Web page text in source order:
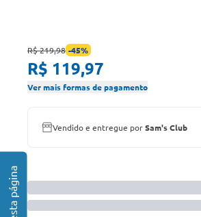
R$ 219,98 -45%
R$ 119,97
Ver mais formas de pagamento
Vendido e entregue porSam's Club